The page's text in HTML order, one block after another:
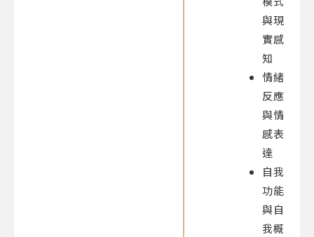
與現
實感
知
情緒
反應
與情
感表
達
自我
功能
與自
我概